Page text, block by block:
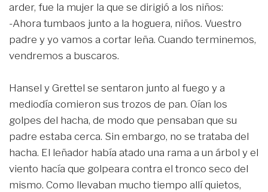
arder, fue la mujer la que se dirigió a los niños:
-Ahora tumbaos junto a la hoguera, niños. Vuestro
padre y yo vamos a cortar leña. Cuando terminemos,
vendremos a buscaros.
Hansel y Grettel se sentaron junto al fuego y a
mediodía comieron sus trozos de pan. Oían los
golpes del hacha, de modo que pensaban que su
padre estaba cerca. Sin embargo, no se trataba del
hacha. El leñador había atado una rama a un árbol y el
viento hacía que golpeara contra el tronco seco del
mismo. Como llevaban mucho tiempo allí quietos,